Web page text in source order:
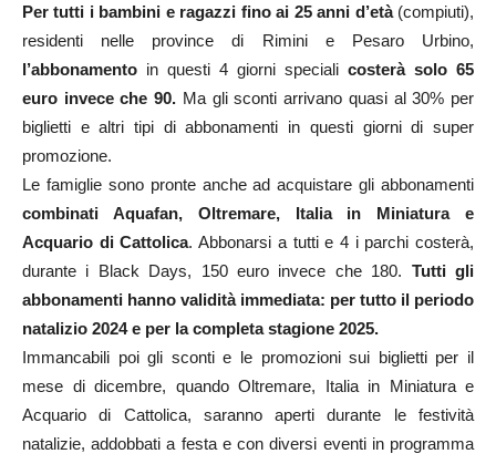
Per tutti i bambini e ragazzi fino ai 25 anni d’età (compiuti),
residenti nelle province di Rimini e Pesaro Urbino,
l’abbonamento in questi 4 giorni speciali costerà solo 65
euro invece che 90. Ma gli sconti arrivano quasi al 30% per
biglietti e altri tipi di abbonamenti in questi giorni di super
promozione.
Le famiglie sono pronte anche ad acquistare gli abbonamenti
combinati Aquafan, Oltremare, Italia in Miniatura e
Acquario di Cattolica. Abbonarsi a tutti e 4 i parchi costerà,
durante i Black Days, 150 euro invece che 180. Tutti gli
abbonamenti hanno validità immediata: per tutto il periodo
natalizio 2024 e per la completa stagione 2025.
Immancabili poi gli sconti e le promozioni sui biglietti per il
mese di dicembre, quando Oltremare, Italia in Miniatura e
Acquario di Cattolica, saranno aperti durante le festività
natalizie, addobbati a festa e con diversi eventi in programma